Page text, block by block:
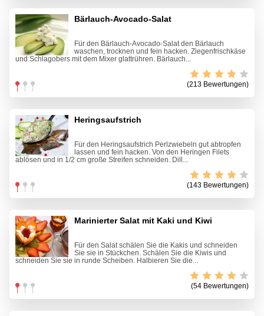
Bärlauch-Avocado-Salat
Für den Bärlauch-Avocado-Salat den Bärlauch
waschen, trocknen und fein hacken. Ziegenfrischkäse
und Schlagobers mit dem Mixer glattrühren. Bärlauch...
(213 Bewertungen)
Heringsaufstrich
Für den Heringsaufstrich Perlzwiebeln gut abtropfen
lassen und fein hacken. Von den Heringen Filets
ablösen und in 1/2 cm große Streifen schneiden. Dill...
(143 Bewertungen)
Marinierter Salat mit Kaki und Kiwi
Für den Salat schälen Sie die Kakis und schneiden
Sie sie in Stückchen. Schälen Sie die Kiwis und
schneiden Sie sie in runde Scheiben. Halbieren Sie die...
(54 Bewertungen)